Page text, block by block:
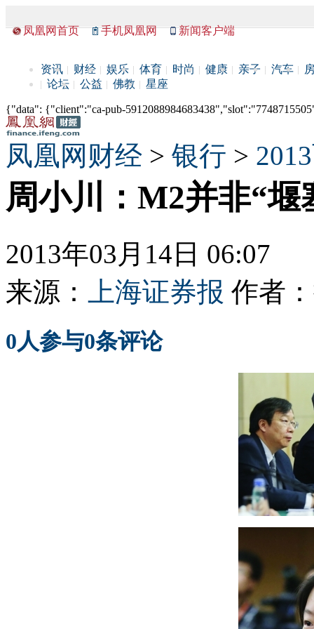
凤凰网首页 手机凤凰网 新闻客户端
资讯 财经 娱乐 体育 时尚 健康 亲子 汽车
论坛
公益 佛教 星座
{"data": {"client":"ca-pub-
凤凰网财经 > 银行 >
周小川：M2并非“堰
2013年03月14日 06:07
来源：
上海证券报 作者：
0人参与0条评论